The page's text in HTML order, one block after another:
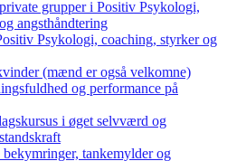
grupper i Positiv Psykologi,
angsthåndtering
Psykologi, coaching, styrker og
(mænd er også velkomne)
og performance på
i øget selvværd og
tankemylder og